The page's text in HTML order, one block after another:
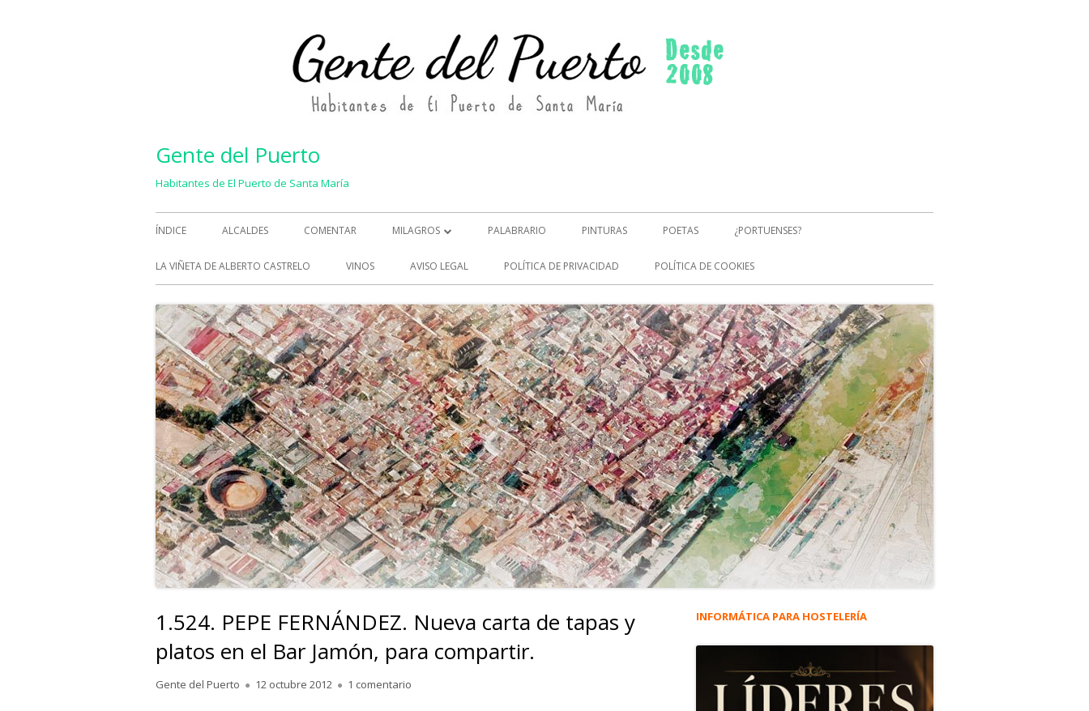
Gente del Puerto
Habitantes de El Puerto de Santa María
Menú
principal
ÍNDICE ALCALDES COMENTAR MILAGROS
MILAGROS (2)
PALABRARIO PINTURAS POETAS ¿PORTUENSES?
LA VIÑETA DE ALBERTO CASTRELO VINOS AVISO LEGAL POLÍTICA DE PRIVACIDAD POLÍTICA DE COOKIES
1.524. PEPE FERNÁNDEZ. Nueva carta de tapas y
platos en el Bar Jamón, para compartir.
Autor
Gente del Puerto
Publicado
12 octubre 2012 1 comentario en 1.524. PEPE FERNÁNDEZ. Nueva carta de tapas y platos en el Bar Jamón, para compartir.
Barra
principal
INFORMÁTICA PARA HOSTELERÍA